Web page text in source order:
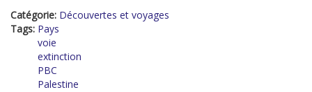
Catégorie: Découvertes et voyages
Tags: Pays
voie
extinction
PBC
Palestine